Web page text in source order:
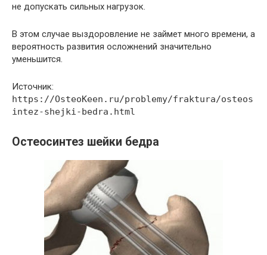
не допускать сильных нагрузок.
В этом случае выздоровление не займет много времени, а
вероятность развития осложнений значительно
уменьшится.
Источник:
https://OsteoKeen.ru/problemy/fraktura/osteos
intez-shejki-bedra.html
Остеосинтез шейки бедра